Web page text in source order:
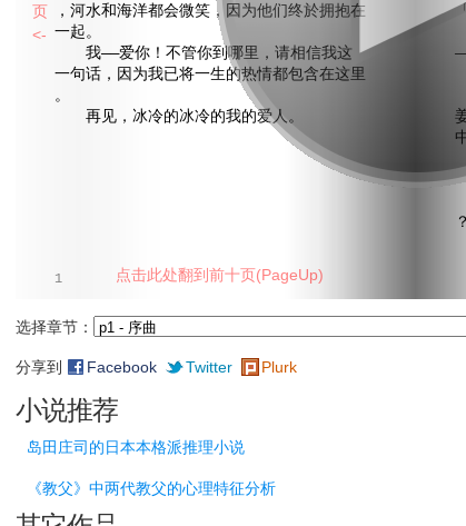
，河水和海洋都会微笑，因为他们终於拥抱在
一起。
我——爱你！不管你到哪里，请相信我这
一句话，因为我已将一生的热情都包含在这里
。
再见，冰冷的冰冷的我的爱人。
1
选择章节：
分享到 Facebook Twitter Plurk
点击此处翻到前十页(PageUp)
页
<-
小说推荐
岛田庄司的日本本格派推理小说
《教父》中两代教父的心理特征分析